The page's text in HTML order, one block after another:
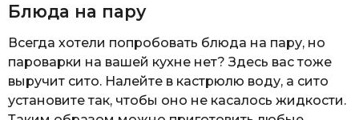
Блюда на пару
Всегда хотели попробовать блюда на пару, но
пароварки на вашей кухне нет? Здесь вас тоже
выручит сито. Налейте в кастрюлю воду, а сито
установите так, чтобы оно не касалось жидкости.